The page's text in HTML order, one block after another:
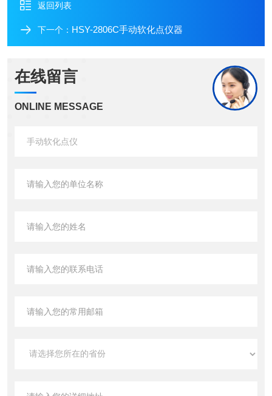
返回列表
下一个： HSY-2806C手动软化点仪器
在线留言
ONLINE MESSAGE